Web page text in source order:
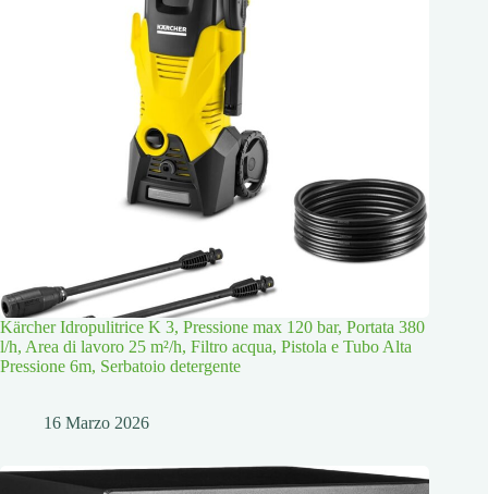
Kärcher Idropulitrice K 3, Pressione max 120 bar, Portata 380
l/h, Area di lavoro 25 m²/h, Filtro acqua, Pistola e Tubo Alta
Pressione 6m, Serbatoio detergente
16 Marzo 2026